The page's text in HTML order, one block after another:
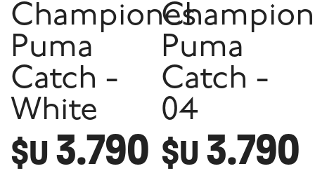
Championes
Puma
Catch -
White
$U3.790
Puma
Catch -
04
$U3.790